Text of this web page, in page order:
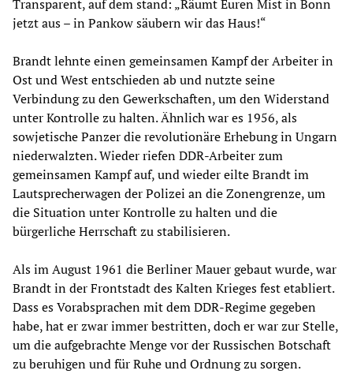
Transparent, auf dem stand: „Räumt Euren Mist in Bonn
jetzt aus – in Pankow säubern wir das Haus!“
Brandt lehnte einen gemeinsamen Kampf der Arbeiter in
Ost und West entschieden ab und nutzte seine
Verbindung zu den Gewerkschaften, um den Widerstand
unter Kontrolle zu halten. Ähnlich war es 1956, als
sowjetische Panzer die revolutionäre Erhebung in Ungarn
niederwalzten. Wieder riefen DDR-Arbeiter zum
gemeinsamen Kampf auf, und wieder eilte Brandt im
Lautsprecherwagen der Polizei an die Zonengrenze, um
die Situation unter Kontrolle zu halten und die
bürgerliche Herrschaft zu stabilisieren.
Als im August 1961 die Berliner Mauer gebaut wurde, war
Brandt in der Frontstadt des Kalten Krieges fest etabliert.
Dass es Vorabsprachen mit dem DDR-Regime gegeben
habe, hat er zwar immer bestritten, doch er war zur Stelle,
um die aufgebrachte Menge vor der Russischen Botschaft
zu beruhigen und für Ruhe und Ordnung zu sorgen.